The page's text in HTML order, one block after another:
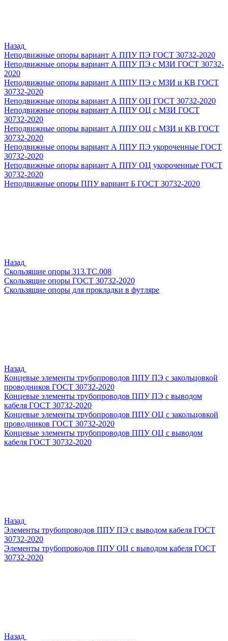
Назад
Неподвижные опоры вариант А ППУ ПЭ ГОСТ 30732-2020
Неподвижные опоры вариант А ППУ ПЭ с МЗИ ГОСТ 30732-
2020
Неподвижные опоры вариант А ППУ ПЭ с МЗИ и КВ ГОСТ
30732-2020
Неподвижные опоры вариант А ППУ ОЦ ГОСТ 30732-2020
Неподвижные опоры вариант А ППУ ОЦ с МЗИ ГОСТ
30732-2020
Неподвижные опоры вариант А ППУ ОЦ с МЗИ и КВ ГОСТ
30732-2020
Неподвижные опоры вариант А ППУ ПЭ укороченные ГОСТ
30732-2020
Неподвижные опоры вариант А ППУ ОЦ укороченные ГОСТ
30732-2020
Неподвижные опоры ППУ вариант Б ГОСТ 30732-2020
Назад
Скользящие опоры 313.ТС.008
Скользящие опоры ГОСТ 30732-2020
Скользящие опоры для прокладки в футляре
Назад
Концевые элементы трубопроводов ППУ ПЭ с закольцовкой
проводников ГОСТ 30732-2020
Концевые элементы трубопроводов ППУ ПЭ с выводом
кабеля ГОСТ 30732-2020
Концевые элементы трубопроводов ППУ ОЦ с закольцовкой
проводников ГОСТ 30732-2020
Концевые элементы трубопроводов ППУ ОЦ с выводом
кабеля ГОСТ 30732-2020
Назад
Элементы трубопроводов ППУ ПЭ с выводом кабеля ГОСТ
30732-2020
Элементы трубопроводов ППУ ОЦ с выводом кабеля ГОСТ
30732-2020
Назад